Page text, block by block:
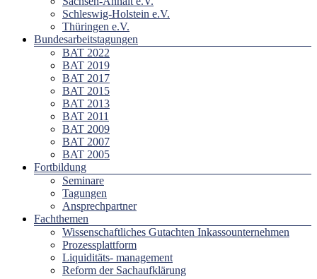
Schleswig-Holstein e.V.
Thüringen e.V.
Bundesarbeitstagungen
BAT 2022
BAT 2019
BAT 2017
BAT 2015
BAT 2013
BAT 2011
BAT 2009
BAT 2007
BAT 2005
Fortbildung
Seminare
Tagungen
Ansprechpartner
Fachthemen
Wissenschaftliches Gutachten Inkassounternehmen
Prozessplattform
Liquiditäts- management
Reform der Sachaufklärung